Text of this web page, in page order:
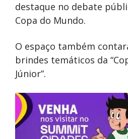
destaque no debate
Copa do Mundo.
O espaço também
brindes temáticos da
Júnior”.